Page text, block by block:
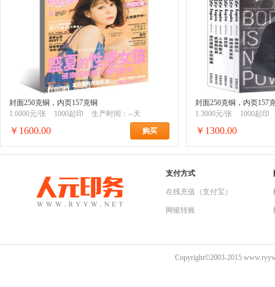
封面250克铜，内页157克铜
1.6000元/张
1000起印 生产时间：--天
￥1600.00 购买
封面250克铜，内页157
1.3000元/张
1000起印
￥1300.00
支付方式
在线充值（支付宝）
网银转账
Copyright©2003-2015